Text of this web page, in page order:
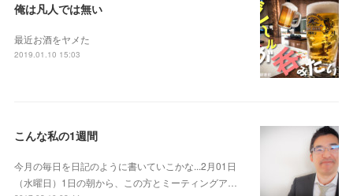
俺は凡人では無い
最近お酒をヤメた
2019.01.10 15:03
こんな私の1週間
今月の毎日を日記のように書いていこかな...2月01日
（水曜日）1日の朝から、この方とミーティングア…